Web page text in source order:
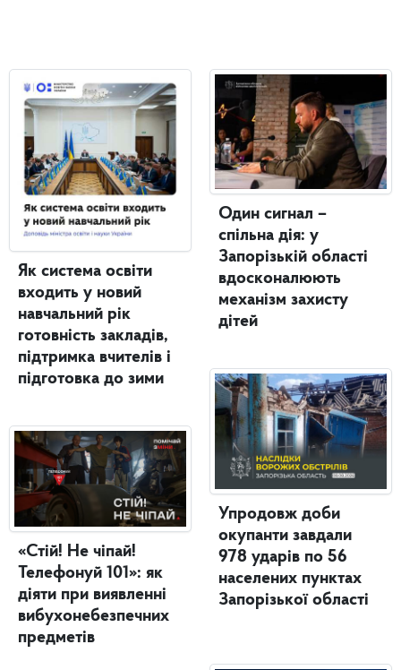
Як система освіти
входить у новий
навчальний рік
готовність закладів,
підтримка вчителів і
підготовка до зими
«Стій! Не чіпай!
Телефонуй 101»: як
діяти при виявленні
вибухонебезпечних
предметів
Один сигнал –
спільна дія: у
Запорізькій області
вдосконалюють
механізм захисту
дітей
Упродовж доби
окупанти завдали
978 ударів по 56
населених пунктах
Запорізької області